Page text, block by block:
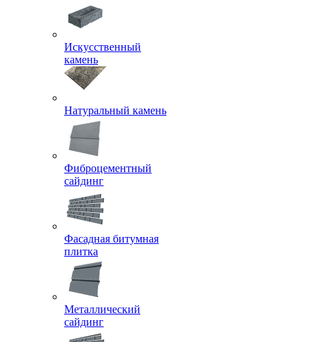
Искусственный
камень
Натуральный камень
Фиброцементный
сайдинг
Фасадная битумная
плитка
Металлический
сайдинг